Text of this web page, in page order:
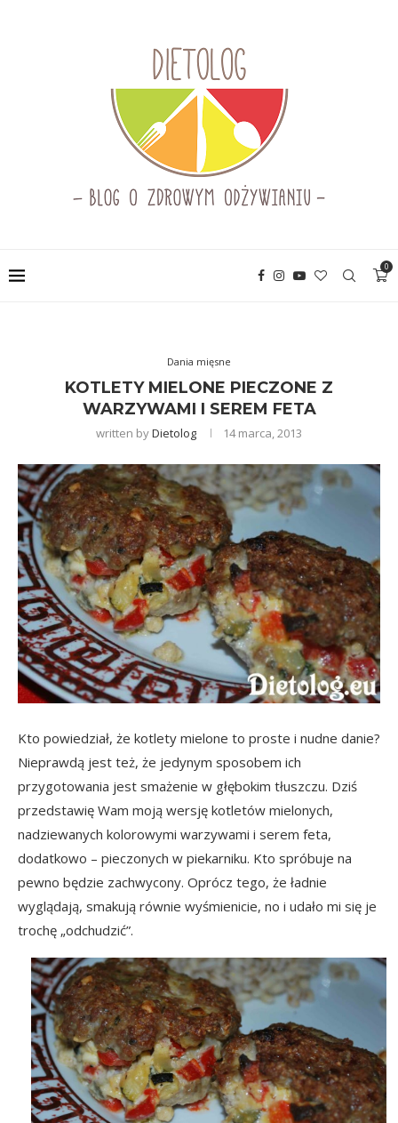
0
Dania mięsne
KOTLETY MIELONE PIECZONE Z
WARZYWAMI I SEREM FETA
written byDietolog 14 marca, 2013
Kto powiedział, że kotlety mielone to proste i nudne danie?
Nieprawdą jest też, że jedynym sposobem ich
przygotowania jest smażenie w głębokim tłuszczu. Dziś
przedstawię Wam moją wersję kotletów mielonych,
nadziewanych kolorowymi warzywami i serem feta,
dodatkowo – pieczonych w piekarniku. Kto spróbuje na
pewno będzie zachwycony. Oprócz tego, że ładnie
wyglądają, smakują równie wyśmienicie, no i udało mi się je
trochę „odchudzić”.